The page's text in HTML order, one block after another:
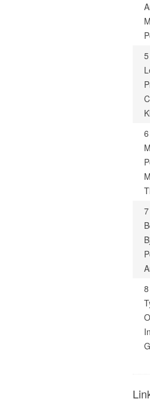
5
6
7
8